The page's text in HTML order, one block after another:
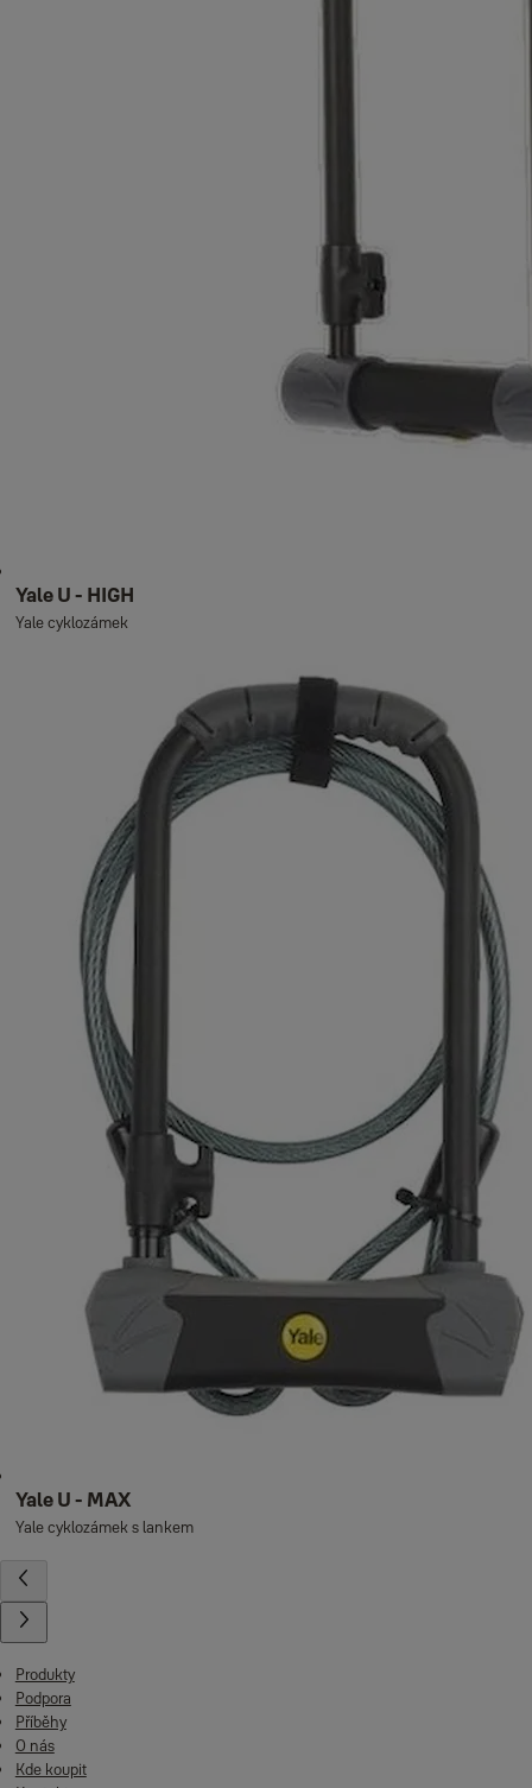
Yale U - HIGH
Yale cyklozámek
Yale U - MAX
Yale cyklozámek s lankem
Produkty
Podpora
Příběhy
O nás
Kde koupit